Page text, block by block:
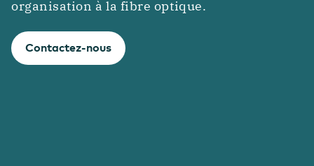
organisation à la fibre optique.
Contactez-nous